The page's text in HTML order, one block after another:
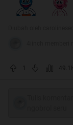
49.1K